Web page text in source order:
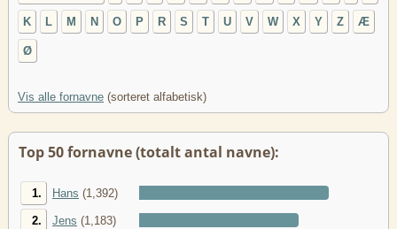
K L M N O P R S T U V W X Y Z Æ
Ø
Vis alle fornavne (sorteret alfabetisk)
Top 50 fornavne (totalt antal navne):
1. Hans (1,392)
2. Jens (1,183)